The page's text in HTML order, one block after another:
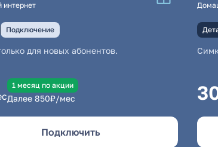
Подключение
для новых абонентов.
1 месяц по акции
Далее 850₽/мес
Подключить